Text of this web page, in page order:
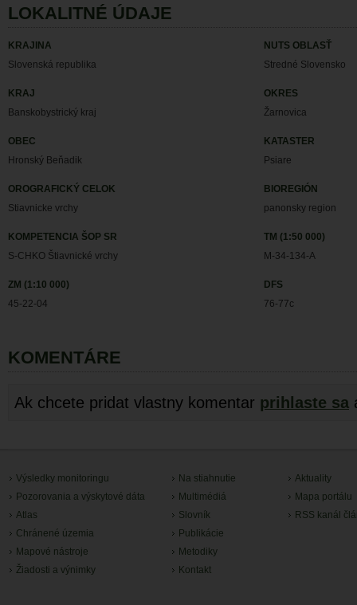
LOKALITNÉ ÚDAJE
KRAJINA
Slovenská republika
NUTS OBLASŤ
Stredné Slovensko
KRAJ
Banskobystrický kraj
OKRES
Žarnovica
OBEC
Hronský Beňadik
KATASTER
Psiare
OROGRAFICKÝ CELOK
Stiavnicke vrchy
BIOREGIÓN
panonsky region
KOMPETENCIA ŠOP SR
S-CHKO Štiavnické vrchy
TM (1:50 000)
M-34-134-A
ZM (1:10 000)
45-22-04
DFS
76-77c
KOMENTÁRE
Ak chcete pridat vlastny komentar prihlaste sa
Výsledky monitoringu
Pozorovania a výskytové dáta
Atlas
Chránené územia
Mapové nástroje
Žiadosti a výnimky
Na stiahnutie
Multimédiá
Slovník
Publikácie
Metodiky
Kontakt
Aktuality
Mapa portálu
RSS kanál